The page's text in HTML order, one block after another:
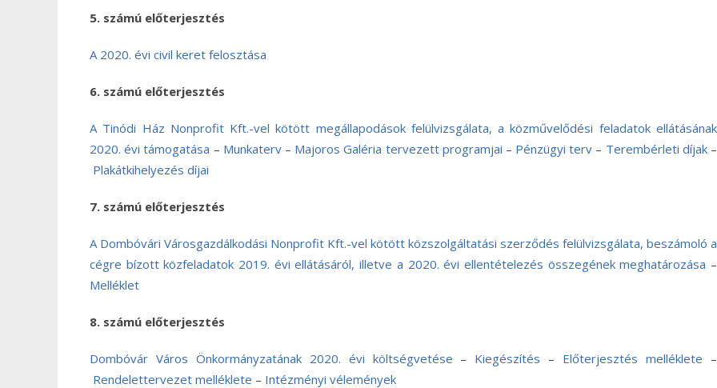
5. számú előterjesztés
A 2020. évi civil keret felosztása
6. számú előterjesztés
A Tinódi Ház Nonprofit Kft.-vel kötött megállapodások felülvizsgálata, a közművelődési feladatok ellátásának
2020. évi támogatása – Munkaterv– Majoros Galéria tervezett programjai – Pénzügyi terv – Terembérleti díjak–
Plakátkihelyezés díjai
7. számú előterjesztés
A Dombóvári Városgazdálkodási Nonprofit Kft.-vel kötött közszolgáltatási szerződés felülvizsgálata, beszámoló a
cégre bízott közfeladatok 2019. évi ellátásáról, illetve a 2020. évi ellentételezés összegének meghatározása –
Melléklet
8. számú előterjesztés
Dombóvár Város Önkormányzatának 2020. évi költségvetése – Kiegészítés – Előterjesztés melléklete –
Rendelettervezet melléklete – Intézményi vélemények